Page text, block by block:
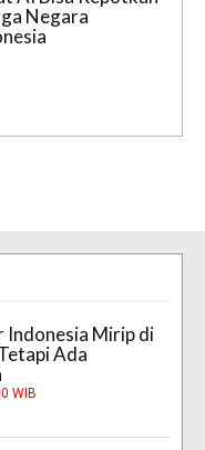
Negara
Indonesia Mirip di
Ada
WIB